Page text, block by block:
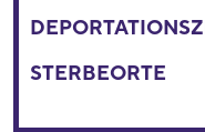
STERBEORTE